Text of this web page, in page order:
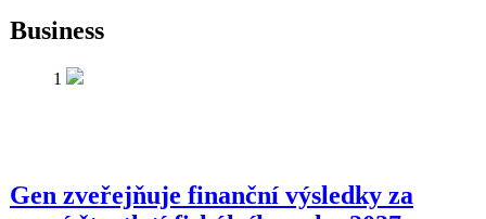
Business
1
Gen zveřejňuje finanční výsledky za